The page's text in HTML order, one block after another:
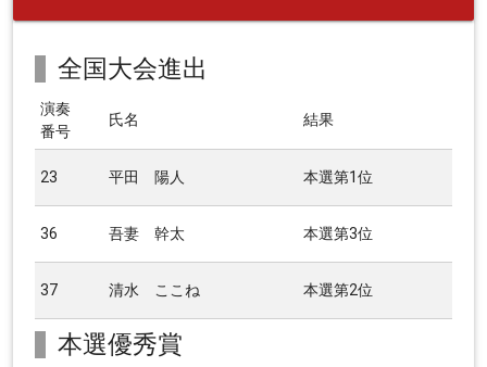
全国大会進出
演奏
番号
氏名 結果
23 平田 陽人 本選第1位
36 吾妻 幹太 本選第3位
37 清水 ここね 本選第2位
本選優秀賞